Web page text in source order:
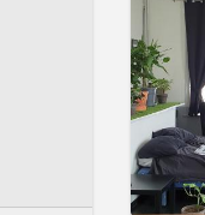
Huur:
Duur: